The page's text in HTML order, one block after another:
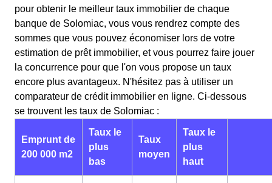
pour obtenir le meilleur taux immobilier de chaque
banque de Solomiac, vous vous rendrez compte des
sommes que vous pouvez économiser lors de votre
estimation de prêt immobilier, et vous pourrez faire jouer
la concurrence pour que l'on vous propose un taux
encore plus avantageux. N'hésitez pas à utiliser un
comparateur de crédit immobilier en ligne. Ci-dessous
se trouvent les taux de Solomiac :
Emprunt de
200 000 m2
Taux le
plus
bas
Taux
moyen
Taux le
plus
haut